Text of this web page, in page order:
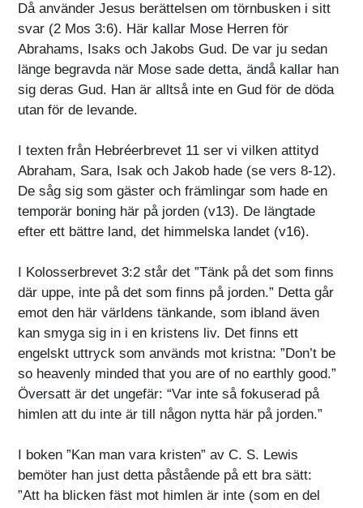
Då använder Jesus berättelsen om törnbusken i sitt
svar (2 Mos 3:6). Här kallar Mose Herren för
Abrahams, Isaks och Jakobs Gud. De var ju sedan
länge begravda när Mose sade detta, ändå kallar han
sig deras Gud. Han är alltså inte en Gud för de döda
utan för de levande.
I texten från Hebréerbrevet 11 ser vi vilken attityd
Abraham, Sara, Isak och Jakob hade (se vers 8-12).
De såg sig som gäster och främlingar som hade en
temporär boning här på jorden (v13). De längtade
efter ett bättre land, det himmelska landet (v16).
I Kolosserbrevet 3:2 står det ”Tänk på det som finns
där uppe, inte på det som finns på jorden.” Detta går
emot den här världens tänkande, som ibland även
kan smyga sig in i en kristens liv. Det finns ett
engelskt uttryck som används mot kristna: ”Don’t be
so heavenly minded that you are of no earthly good.”
Översatt är det ungefär: “Var inte så fokuserad på
himlen att du inte är till någon nytta här på jorden.”
I boken ”Kan man vara kristen” av C. S. Lewis
bemöter han just detta påstående på ett bra sätt:
”Att ha blicken fäst mot himlen är inte (som en del